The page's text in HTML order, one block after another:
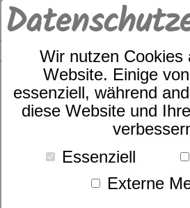
Wir nutzen Cookies
Website. Einige
essenziell, während
diese Website und
Essenziell
Externe
Unterbett
Auflage Kleinkaro